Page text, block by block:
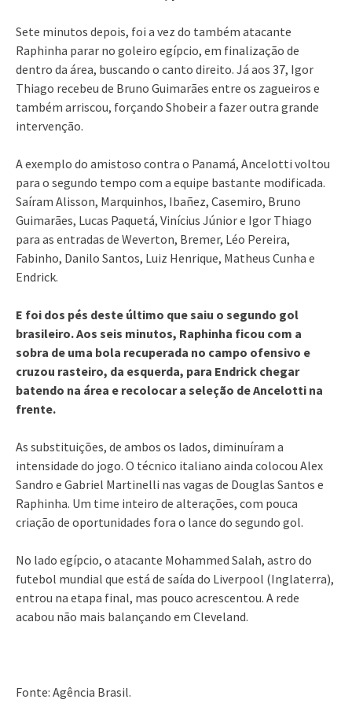
Sete minutos depois, foi a vez do também atacante
Raphinha parar no goleiro egípcio, em finalização de
dentro da área, buscando o canto direito. Já aos 37, Igor
Thiago recebeu de Bruno Guimarães entre os zagueiros e
também arriscou, forçando Shobeir a fazer outra grande
intervenção.
A exemplo do amistoso contra o Panamá, Ancelotti voltou
para o segundo tempo com a equipe bastante modificada.
Saíram Alisson, Marquinhos, Ibañez, Casemiro, Bruno
Guimarães, Lucas Paquetá, Vinícius Júnior e Igor Thiago
para as entradas de Weverton, Bremer, Léo Pereira,
Fabinho, Danilo Santos, Luiz Henrique, Matheus Cunha e
Endrick.
E foi dos pés deste último que saiu o segundo gol
brasileiro. Aos seis minutos, Raphinha ficou com a
sobra de uma bola recuperada no campo ofensivo e
cruzou rasteiro, da esquerda, para Endrick chegar
batendo na área e recolocar a seleção de Ancelotti na
frente.
As substituições, de ambos os lados, diminuíram a
intensidade do jogo. O técnico italiano ainda colocou Alex
Sandro e Gabriel Martinelli nas vagas de Douglas Santos e
Raphinha. Um time inteiro de alterações, com pouca
criação de oportunidades fora o lance do segundo gol.
No lado egípcio, o atacante Mohammed Salah, astro do
futebol mundial que está de saída do Liverpool (Inglaterra),
entrou na etapa final, mas pouco acrescentou. A rede
acabou não mais balançando em Cleveland.
Fonte: Agência Brasil.